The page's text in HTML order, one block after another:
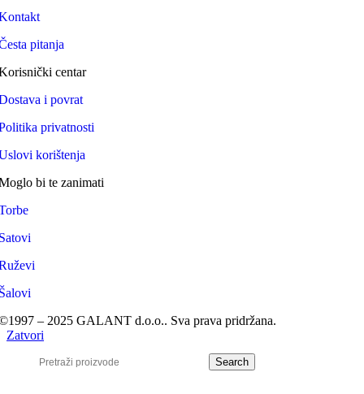
pitanja
centar
i povrat
privatnosti
korištenja
bi te zanimati
– 2025 GALANT d.o.o.. Sva prava pridržana.
Zatvori
Search